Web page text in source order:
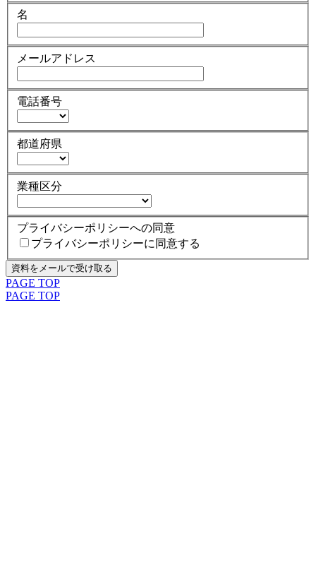
名
メールアドレス
電話番号
都道府県
業種区分
プライバシーポリシーへの同意
プライバシーポリシーに同意する
PAGE TOP
PAGE TOP